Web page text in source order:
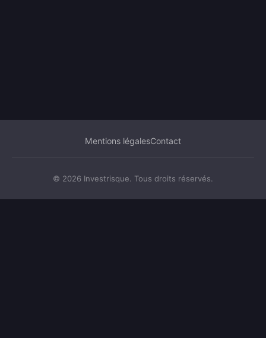
Mentions légalesContact
© 2026 Investrisque. Tous droits réservés.